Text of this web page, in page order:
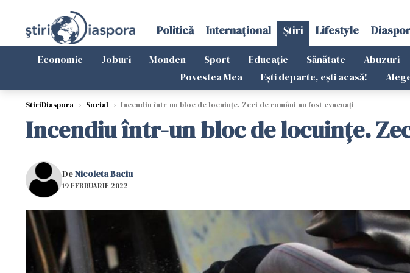
Politică Internațional Știri Lifestyle
Economie Joburi Monden Sport Educație Sănătate Abuzuri
Povestea Mea
Ești departe, ești acasă!
StiriDiaspora › Social › Incendiu într-un bloc de locuințe. Zeci de români au fost evacuați
Incendiu într-un bloc de locuințe.
DeNicoleta Baciu
19 FEBRUARIE 2022